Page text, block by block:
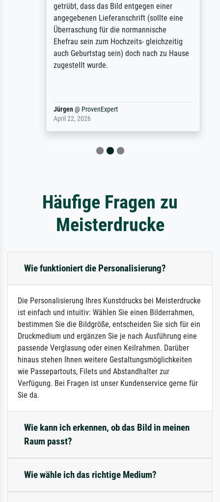
getrübt, dass das Bild entgegen einer
angegebenen Lieferanschrift (sollte eine
Überraschung für die normannische
Ehefrau sein zum Hochzeits- gleichzeitig
auch Geburtstag sein) doch nach zu Hause
zugestellt wurde.
Jürgen@ProvenExpert
April 22, 2026
Häufige Fragen zu
Meisterdrucke
Wie funktioniert die Personalisierung?
Die Personalisierung Ihres Kunstdrucks bei Meisterdrucke
ist einfach und intuitiv: Wählen Sie einen Bilderrahmen,
bestimmen Sie die Bildgröße, entscheiden Sie sich für ein
Druckmedium und ergänzen Sie je nach Ausführung eine
passende Verglasung oder einen Keilrahmen. Darüber
hinaus stehen Ihnen weitere Gestaltungsmöglichkeiten
wie Passepartouts, Filets und Abstandhalter zur
Verfügung. Bei Fragen ist unser Kundenservice gerne für
Sie da.
Wie kann ich erkennen, ob das Bild in meinen
Raum passt?
Wie wähle ich das richtige Medium?